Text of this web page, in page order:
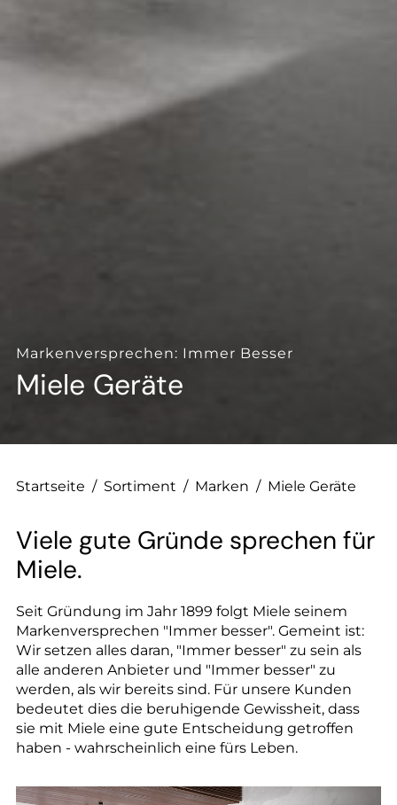
--
--
--
Markenversprechen: Immer Besser
Miele Geräte
Startseite / Sortiment / Marken / Miele Geräte
Viele gute Gründe sprechen für
Miele.
Seit Gründung im Jahr 1899 folgt Miele seinem
Markenversprechen "Immer besser". Gemeint ist:
Wir setzen alles daran, "Immer besser" zu sein als
alle anderen Anbieter und "Immer besser" zu
werden, als wir bereits sind. Für unsere Kunden
bedeutet dies die beruhigende Gewissheit, dass
sie mit Miele eine gute Entscheidung getroffen
haben - wahrscheinlich eine fürs Leben.